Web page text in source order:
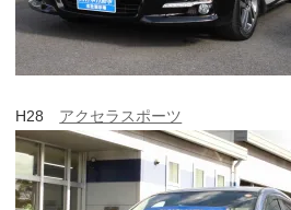
H28 アクセラスポーツ